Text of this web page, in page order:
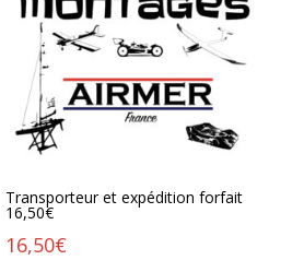
Transporteur et expédition forfait
16,50€
16,50€